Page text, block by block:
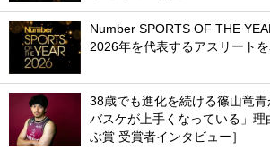
Number SPORTS OF THE
2026年を代表するアスリート
38歳でも進化を続ける篠山竜
バスケが上手くなっている」
ぶ賞 受賞者インタビュー］